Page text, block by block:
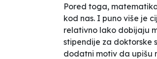
Pored toga,
kod nas. I puno više je
relativno lako dobijaju
stipendije za doktorske
dodatni motiv da upišu